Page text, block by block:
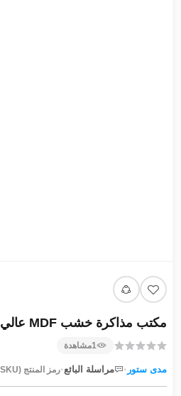
مكتب مذاكرة خشب MDF عالي الجودة MS-12345
1مشاهدة
مدى ستور · مراسلة البائع·رمز المنتج (SKU):